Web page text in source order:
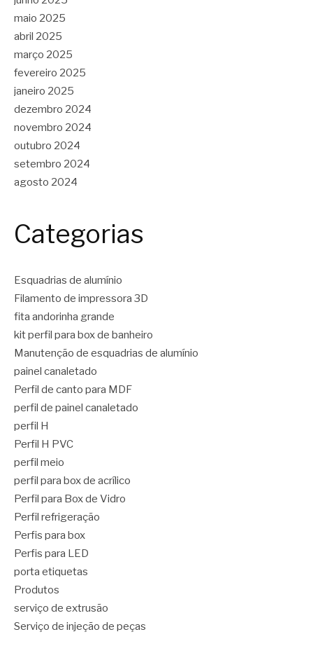
maio 2025
abril 2025
março 2025
fevereiro 2025
janeiro 2025
dezembro 2024
novembro 2024
outubro 2024
setembro 2024
agosto 2024
Categorias
Esquadrias de alumínio
Filamento de impressora 3D
fita andorinha grande
kit perfil para box de banheiro
Manutenção de esquadrias de alumínio
painel canaletado
Perfil de canto para MDF
perfil de painel canaletado
perfil H
Perfil H PVC
perfil meio
perfil para box de acrílico
Perfil para Box de Vidro
Perfil refrigeração
Perfis para box
Perfis para LED
porta etiquetas
Produtos
serviço de extrusão
Serviço de injeção de peças